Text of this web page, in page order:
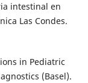
intestinal en
Las Condes.
in Pediatric
(Basel).